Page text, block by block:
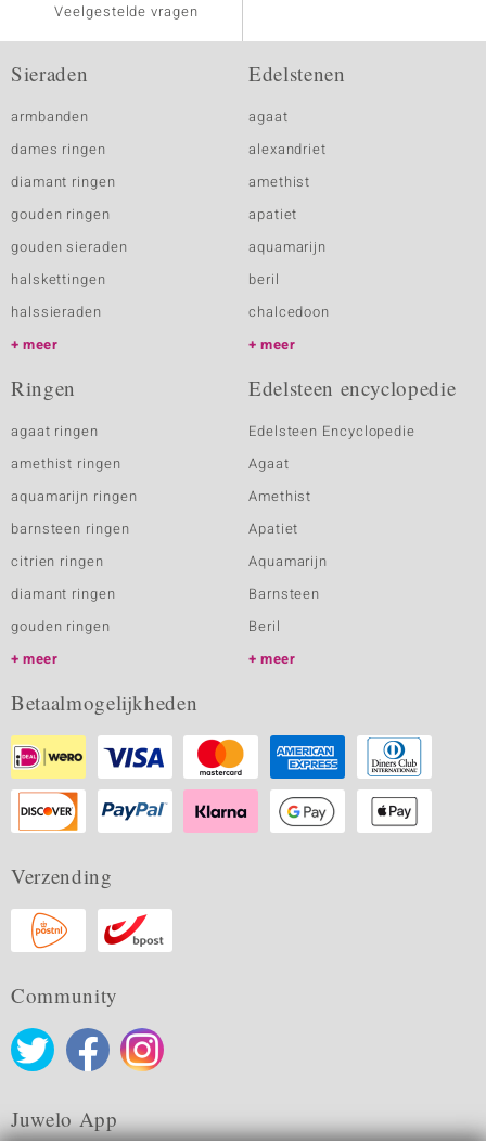
Veelgestelde vragen
Sieraden
armbanden
dames ringen
diamant ringen
gouden ringen
gouden sieraden
halskettingen
halssieraden
meer
Edelstenen
agaat
alexandriet
amethist
apatiet
aquamarijn
beril
chalcedoon
meer
Ringen
agaat ringen
amethist ringen
aquamarijn ringen
barnsteen ringen
citrien ringen
diamant ringen
gouden ringen
meer
Edelsteen encyclopedie
Edelsteen Encyclopedie
Agaat
Amethist
Apatiet
Aquamarijn
Barnsteen
Beril
meer
Betaalmogelijkheden
Verzending
Community
Juwelo App